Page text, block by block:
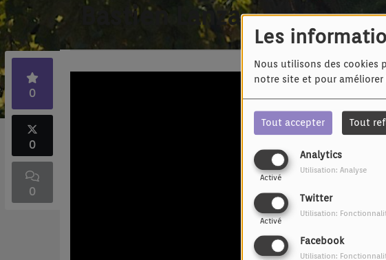
Les
Nous utilisons des cookies
notre site et pour
Tout accepter Tout
Analytics
Activé
Utilisation: Analyse
Twitter
Activé
Utilisation:
Facebook
Utilisation:
Bastien Lanza - Viens
0
0
0